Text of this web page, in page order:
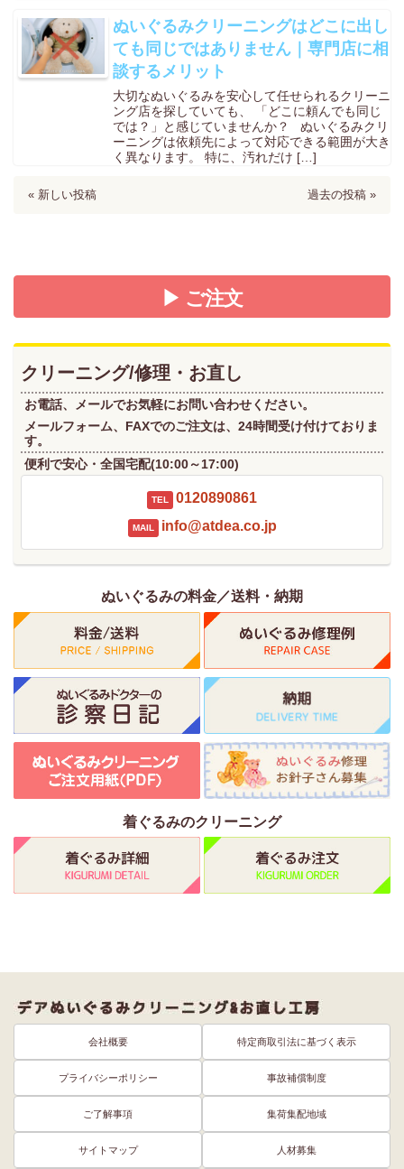
ぬいぐるみクリーニングはどこに出し
ても同じではありません｜専門店に相
談するメリット
大切なぬいぐるみを安心して任せられるクリーニ
ング店を探していても、 「どこに頼んでも同じ
では？」と感じていませんか？ ぬいぐるみクリ
ーニングは依頼先によって対応できる範囲が大き
く異なります。 特に、汚れだけ […]
« 新しい投稿 過去の投稿 »
▶ ご注文
クリーニング/修理・お直し
お電話、メールでお気軽にお問い合わせください。
メールフォーム、FAXでのご注文は、24時間受け付けておりま
す。
便利で安心・全国宅配(10:00～17:00)
TEL 0120890861
MAIL info@atdea.co.jp
ぬいぐるみの料金／送料・納期
着ぐるみのクリーニング
会社概要 特定商取引法に基づく表示
プライバシーポリシー 事故補償制度
ご了解事項 集荷集配地域
サイトマップ 人材募集